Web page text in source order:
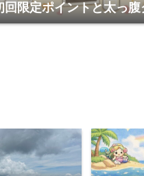
回限定ポイントと太っ
る体験レポ